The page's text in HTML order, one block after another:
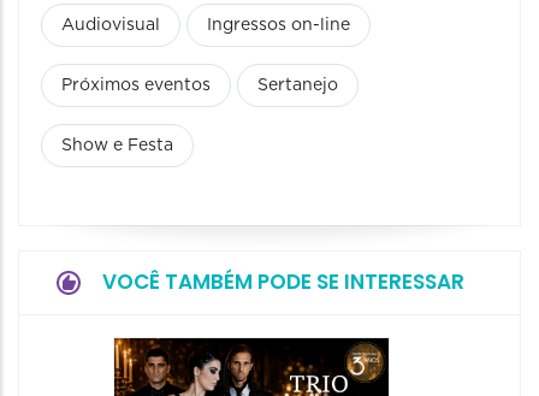
Audiovisual Ingressos on-line
Próximos eventos Sertanejo
Show e Festa
VOCÊ TAMBÉM PODE SE INTERESSAR